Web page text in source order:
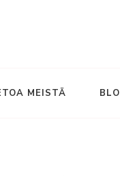
MEISTÄ